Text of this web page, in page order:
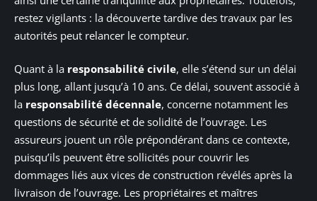
restez vigilants : la découverte tardive des travaux par les
autorités peut relancer le compteur.
Quant à la responsabilité civile, elle s’étend sur un délai
plus long, allant jusqu’à 10 ans. Ce délai, souvent associé à
la responsabilité décennale, concerne notamment les
questions de sécurité et de solidité de l’ouvrage. Les
assureurs jouent un rôle prépondérant dans ce contexte,
puisqu’ils peuvent être sollicités pour couvrir les
dommages liés aux vices de construction révélés après la
livraison de l’ouvrage. Les propriétaires et maîtres